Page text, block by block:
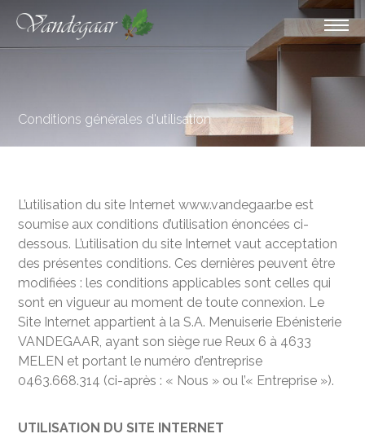
Conditions générales d'utilisation
L’utilisation du site Internet www.vandegaar.be est
soumise aux conditions d’utilisation énoncées ci-
dessous. L’utilisation du site Internet vaut acceptation
des présentes conditions. Ces dernières peuvent être
modifiées : les conditions applicables sont celles qui
sont en vigueur au moment de toute connexion. Le
Site Internet appartient à la S.A. Menuiserie Ebénisterie
VANDEGAAR, ayant son siège rue Reux 6 à 4633
MELEN et portant le numéro d’entreprise
0463.668.314 (ci-après : « Nous » ou l’« Entreprise »).
UTILISATION DU SITE INTERNET